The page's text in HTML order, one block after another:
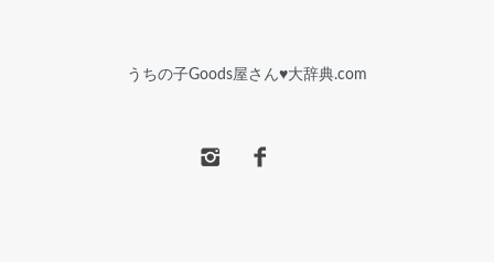
うちの子Goods屋さん♥︎大辞典.com